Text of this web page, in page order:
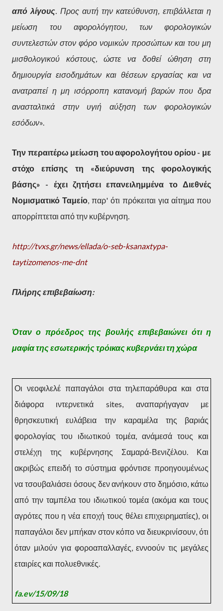
από λίγους. Προς αυτή την κατεύθυνση, επιβάλλεται η
μείωση του αφορολόγητου, των φορολογικών
συντελεστών στον φόρο νομικών προσώπων και του μη
μισθολογικού κόστους, ώστε να δοθεί ώθηση στη
δημιουργία εισοδημάτων και θέσεων εργασίας και να
ανατραπεί η μη ισόρροπη κατανομή βαρών που δρα
ανασταλτικά στην υγιή αύξηση των φορολογικών
εσόδων».
Την περαιτέρω μείωση του αφορολογήτου ορίου - με
στόχο επίσης τη «διεύρυνση της φορολογικής
βάσης» - έχει ζητήσει επανειλημμένα το Διεθνές
Νομισματικό Ταμείο, παρ' ότι πρόκειται για αίτημα που
απορρίπτεται από την κυβέρνηση.
http://tvxs.gr/news/ellada/o-seb-ksanaxtypa-
taytizomenos-me-dnt
Πλήρης επιβεβαίωση:
Όταν ο πρόεδρος της βουλής επιβεβαιώνει ότι η
μαφία της εσωτερικής τρόικας κυβερνάει τη χώρα
Οι νεοφιλελέ παπαγάλοι στα τηλεπαράθυρα και στα
διάφορα ιντερνετικά sites, αναπαρήγαγαν με
θρησκευτική ευλάβεια την καραμέλα της βαριάς
φορολογίας του ιδιωτικού τομέα, ανάμεσά τους και
στελέχη της κυβέρνησης Σαμαρά-Βενιζέλου. Και
ακριβώς επειδή το σύστημα φρόντισε προηγουμένως
να τσουβαλιάσει όσους δεν ανήκουν στο δημόσιο, κάτω
από την ταμπέλα του ιδιωτικού τομέα (ακόμα και τους
αγρότες που η νέα εποχή τους θέλει επιχειρηματίες), οι
παπαγάλοι δεν μπήκαν στον κόπο να διευκρινίσουν, ότι
όταν μιλούν για φοροαπαλλαγές, εννοούν τις μεγάλες
εταιρίες και πολυεθνικές.
fa.ev/15/09/18